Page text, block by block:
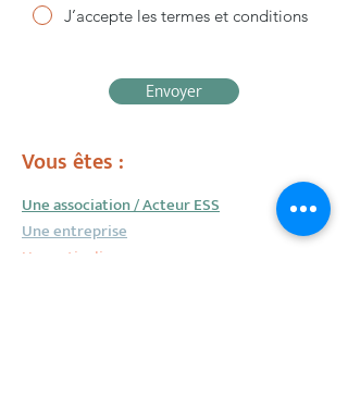
J’accepte les termes et conditions
Envoyer
Vous êtes :
Une association/ Acteur ESS
Une entreprise
Un particulier